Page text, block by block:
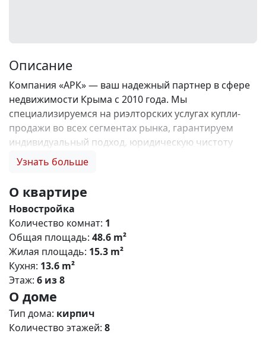
Описание
Компания «АРК» — ваш надежный партнер в сфере
недвижимости Крыма с 2010 года. Мы
специализируемся на риэлторских услугах купли-
продажи во всех сегментах рынка, гарантируем
индивидуальный подход, юридическую чистоту
объектов и безопасность сделок. Самое ценное для
нас, Вы получаете: 1. 0% комиссии и оформление
ипотеки бесплатно; 2. Покупку недвижимости по
цене застройщика + акции, бонусы, подарки; 3.
Экспертное мнение о каждом застройщике. Ваши
интересы — наш приоритет! 4. Профессиональную
поддержку на всех этапах сделки до получения
ключей; 5. Фейерверк подарков🎁 🎁 🎁! Купи с
нами и выбери свой ПОДАРОК! Жилой комплекс
«Зелёный квартал» (Симферополь) Общая
концепция «Зелёный квартал» — современный
жилой комплекс комфорт‑класса, сочетающий
Узнать больше
О квартире
Новостройка
Количество комнат: 1
Общая площадь: 48.6 m²
Жилая площадь: 15.3 m²
Кухня: 13.6 m²
Этаж: 6 из 8
О доме
Тип дома: кирпич
Количество этажей: 8